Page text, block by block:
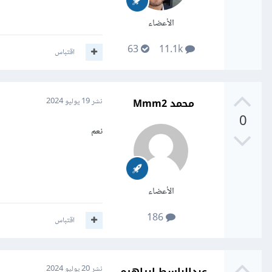
الأعضاء
11.1k
63 اقتباس
0
محمد Mmm2
الأعضاء
186
نشر19 يوليو 2024
نعم
اقتباس
نشر20 يوليو 2024